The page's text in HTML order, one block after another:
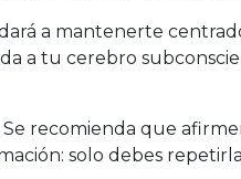
a mantenerte
a tu cerebro
recomienda que
solo debes